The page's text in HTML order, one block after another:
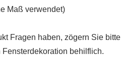
Maß verwendet)
Fragen haben, zögern Sie
behilflich.